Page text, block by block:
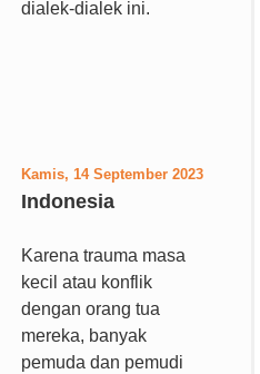
dialek-dialek ini.
Kamis, 14 September 2023
Indonesia
Karena trauma masa
kecil atau konflik
dengan orang tua
mereka, banyak
pemuda dan pemudi